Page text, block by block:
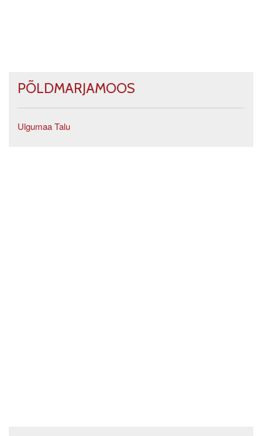
PÕLDMARJAMOOS
Ulgumaa Talu